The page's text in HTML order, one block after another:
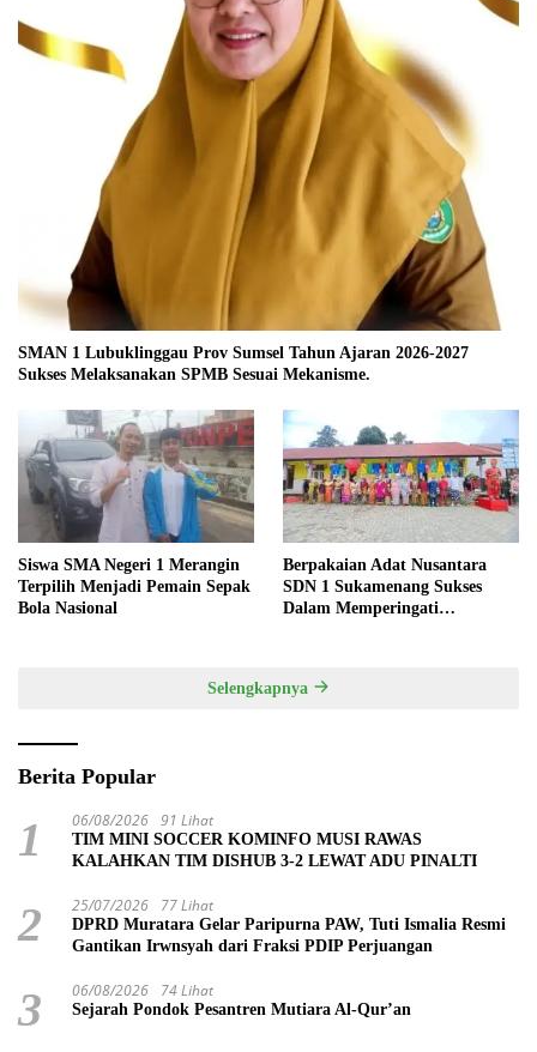
SMAN 1 Lubuklinggau Prov Sumsel Tahun Ajaran 2026-2027
Sukses Melaksanakan SPMB Sesuai Mekanisme.
Siswa SMA Negeri 1 Merangin
Terpilih Menjadi Pemain Sepak
Bola Nasional
Berpakaian Adat Nusantara
SDN 1 Sukamenang Sukses
Dalam Memperingati
Selengkapnya
Berita Popular
1 06/08/2026 91 Lihat
TIM MINI SOCCER KOMINFO MUSI RAWAS
KALAHKAN TIM DISHUB 3-2 LEWAT ADU PINALTI
2 25/07/2026 77 Lihat
DPRD Muratara Gelar Paripurna PAW, Tuti Ismalia Resmi
Gantikan Irwnsyah dari Fraksi PDIP Perjuangan
3 06/08/2026 74 Lihat
Sejarah Pondok Pesantren Mutiara Al-Qur’an